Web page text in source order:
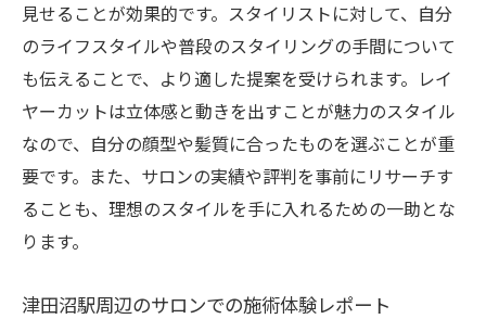
見せることが効果的です。スタイリストに対して、自分
のライフスタイルや普段のスタイリングの手間について
も伝えることで、より適した提案を受けられます。レイ
ヤーカットは立体感と動きを出すことが魅力のスタイル
なので、自分の顔型や髪質に合ったものを選ぶことが重
要です。また、サロンの実績や評判を事前にリサーチす
ることも、理想のスタイルを手に入れるための一助とな
ります。
津田沼駅周辺のサロンでの施術体験レポート